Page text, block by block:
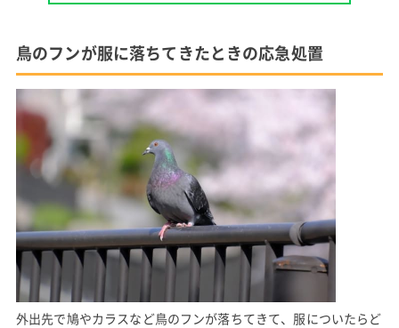
鳥のフンが服に落ちてきたときの応急処置
外出先で鳩やカラスなど鳥のフンが落ちてきて、服についたらど